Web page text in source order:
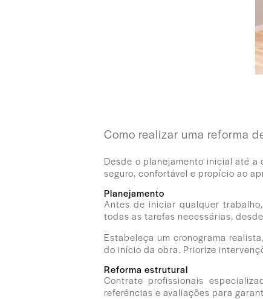
Como realizar uma reforma
Desde o planejamento inicial até
seguro, confortável e propício ao
Planejamento
Antes de iniciar qualquer
todas as tarefas necessárias,
Estabeleça um cronograma
do início da obra. Priorize
Reforma estrutural
Contrate profissionais
referências e avaliações para